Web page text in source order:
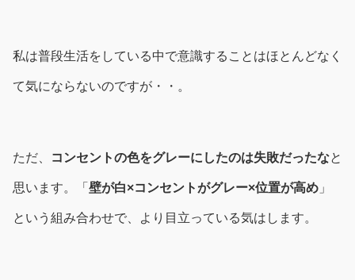
私は普段生活をしている中で意識することはほとんどなく
て気にならないのですが・・。
ただ、 コンセントの色をグレーにしたのは失敗だったなと
思います。「 壁が白×コンセントがグレー×位置が高め 」
という組み合わせで、より目立っている気はします。